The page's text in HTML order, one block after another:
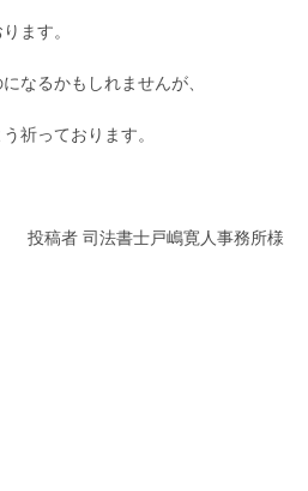
ます。
なるかもしれませんが、
祈っております。
投稿者 司法書士戸嶋寛人事務所様